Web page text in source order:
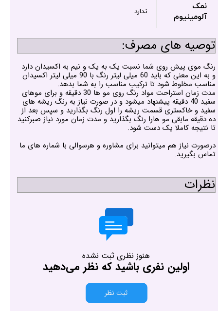
نمک
آلومینیوم
ندارد
توصیه های مصرف:
رنگ موی پیش روی شما نسبت یک به یک و نیم به اکسیدان دارد
و به این معنی که باید 60 میلی لیتر رنگ با 90 میلی لیتر اکسیدان
مناسب مخلوط شود تا ترکیب مناسب را به شما بدهد.
مدت زمان استراحت مواد رنگ روی مو ها 30 دقیقه و برای موهای
سفید 40 دقیقه پیشنهاد میشود و در صورت نیاز به رنگ ریشه های
سفید و خاکستری قسمت ریشه را اول رنگ بگذارید و سپس بعد از
ده دقیقه مابقی مو هارا رنگ بگذارید و مدت زمان مورد نیاز صبرکنید
تا نتیجه کاملا یک دست شود.
درصورت نیاز هم میتوانید برای مشاوره و هرسوالی با شماره های ما
تماس بگیرید.
نظرات
هنوز نظری ثبت نشده
اولین نفری باشید که نظر می‌دهید
ثبت نظر